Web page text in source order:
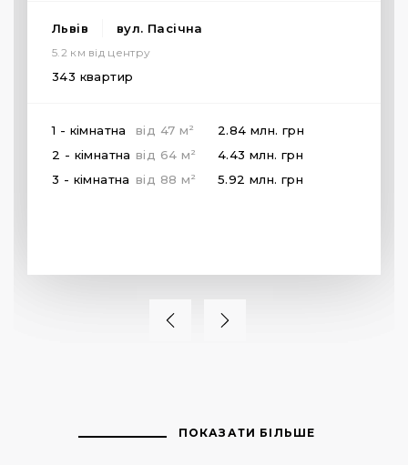
Львів вул. Пасічна
5.2 км від центру
343 квартир
1 - кімнатна від 47 м 2 2.84 млн. грн
2 - кімнатна від 64 м 2 4.43 млн. грн
3 - кімнатна від 88 м 2 5.92 млн. грн
ПОКАЗАТИ БІЛЬШЕ